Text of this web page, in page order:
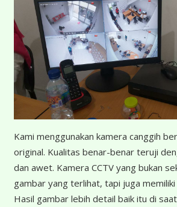
Kami menggunakan kamera canggih
original. Kualitas benar-benar teruji
dan awet. Kamera CCTV yang bukan
gambar yang terlihat, tapi juga
Hasil gambar lebih detail baik itu di